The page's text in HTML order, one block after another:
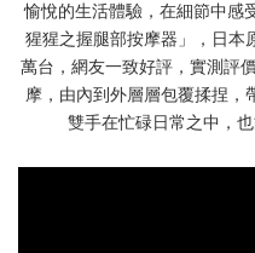
愉悅的生活體驗，在細節中感
猩猩之握腿部按摩器」，日本
萬台，網友一致好評，實測評
摩，由內到外層層包覆揉捏，
雙手在忙碌日常之中，